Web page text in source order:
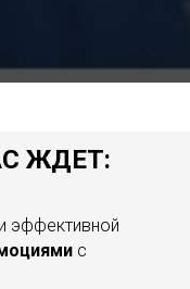
ЖДЕТ:
эффективной
с